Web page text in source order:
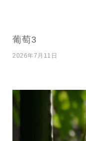
葡萄3
2026年7月11日